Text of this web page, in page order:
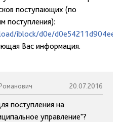
поступающих (по
поступления):
iblock/d0e/
Вас информация.
20.07.2016
поступления на
управление"?